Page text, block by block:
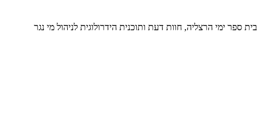
בית ספר ימי הרצליה, חוות דעת ותוכנית הידרולוגית לניהול מי נגר